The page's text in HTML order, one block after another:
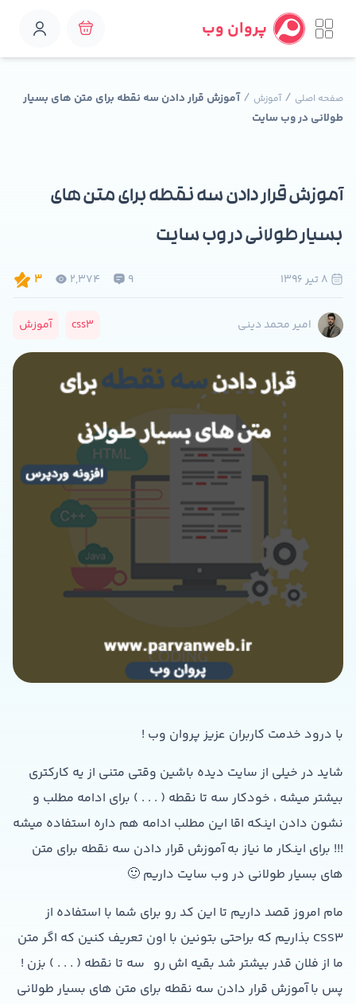
پروان وب
صفحه اصلی /آموزش /آموزش قرار دادن سه نقطه برای متن های بسیار
طولانی در وب سایت
9
2,374
3
آموزش قرار دادن سه نقطه برای متن های
بسیار طولانی در وب سایت
امیر محمد دینی css3 آموزش
با درود خدمت کاربران عزیز پروان وب !
شاید در خیلی از سایت دیده باشین وقتی متنی از یه کارکتری
بیشتر میشه ، خودکار سه تا نقطه ( . . . ) برای ادامه مطلب و
نشون دادن اینکه اقا این مطلب ادامه هم داره استفاده میشه
!!! برای اینکار ما نیاز به آموزش قرار دادن سه نقطه برای متن
های بسیار طولانی در وب سایت داریم 🙂
مام امروز قصد داریم تا این کد رو برای شما با استفاده از
CSS3 بذاریم که براحتی بتونین با اون تعریف کنین که اگر متن
ما از فلان قدر بیشتر شد بقیه اش رو سه تا نقطه ( . . . ) بزن !
پس با آموزش قرار دادن سه نقطه برای متن های بسیار طولانی